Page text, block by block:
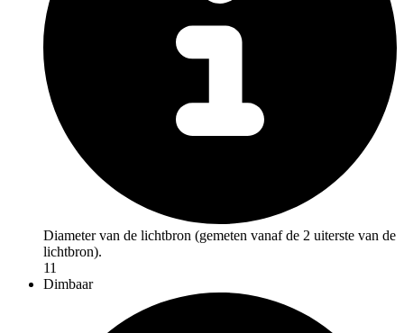
Diameter van de lichtbron (gemeten vanaf de 2 uiterste van de
lichtbron).
11
Dimbaar